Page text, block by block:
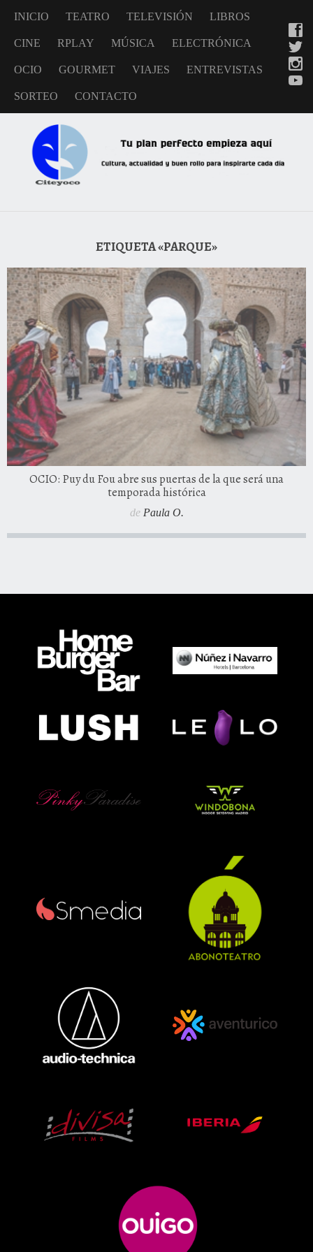
INICIO TEATRO TELEVISIÓN LIBROS
CINE RPLAY MÚSICA ELECTRÓNICA
OCIO GOURMET VIAJES ENTREVISTAS
SORTEO CONTACTO
ETIQUETA «PARQUE»
OCIO: Puy du Fou abre sus puertas de la que será una
temporada histórica
de Paula O.